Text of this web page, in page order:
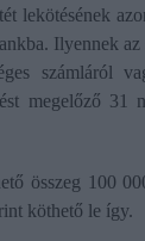
lekötésének
Ilyennek
számláról
megelőző 31
összeg 100
köthető le így.